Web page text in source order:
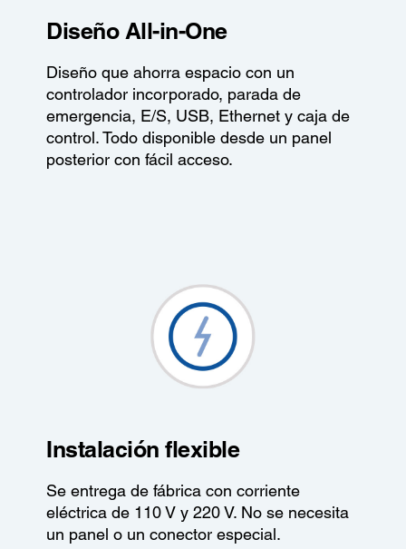
Diseño All-in-One
Diseño que ahorra espacio con un
controlador incorporado, parada de
emergencia, E/S, USB, Ethernet y caja de
control. Todo disponible desde un panel
posterior con fácil acceso.
Instalación flexible
Se entrega de fábrica con corriente
eléctrica de 110 V y 220 V. No se necesita
un panel o un conector especial.